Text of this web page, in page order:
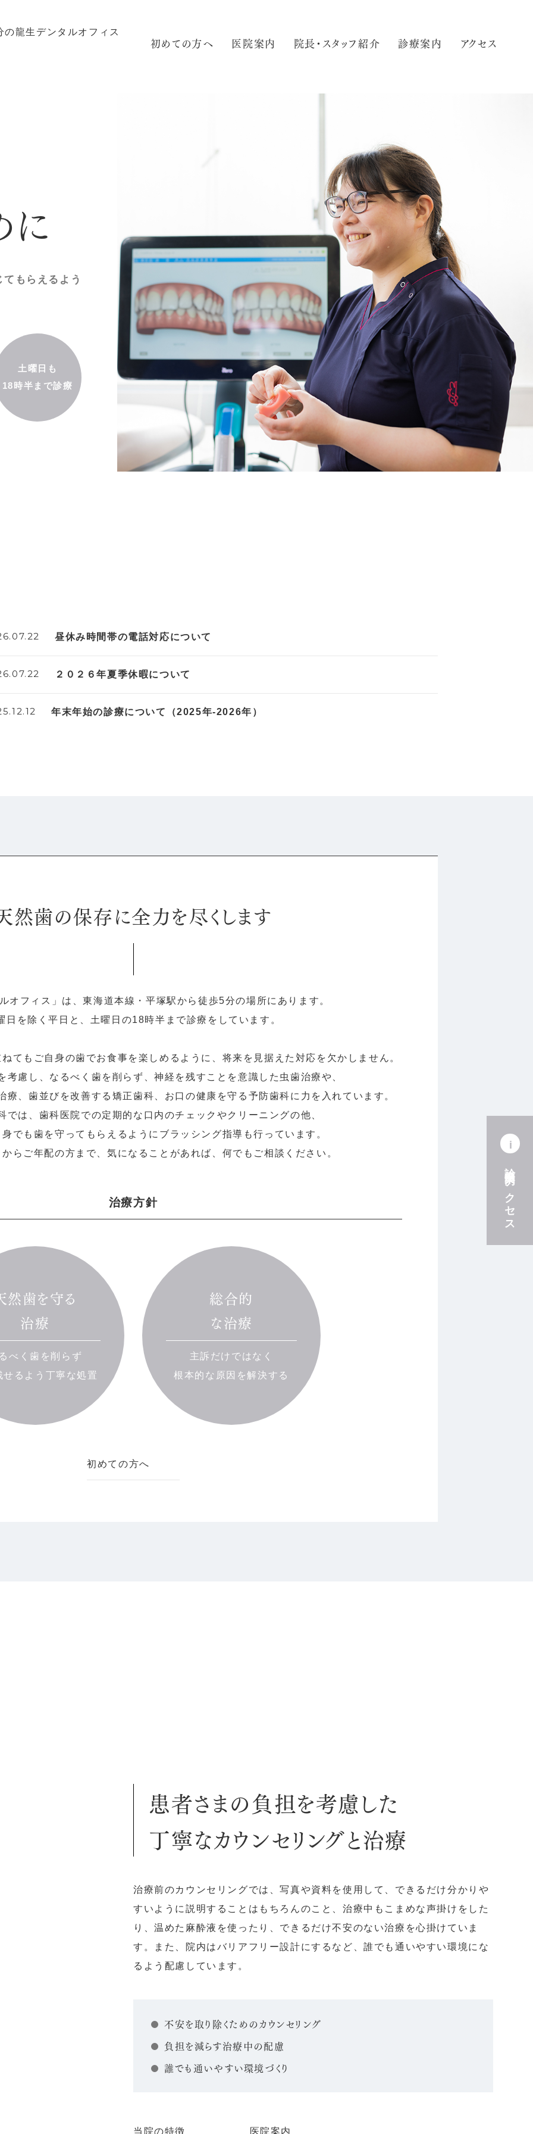
初めての方へ 医院案内 院長・スタッフ紹介 診療案内 アクセス
てもらえるよう
土曜日も
18時半まで診療
昼休み時間帯の電話対応について
２０２６年夏季休暇について
年末年始の診療について（2025年-2026年）
然歯の保存に全力を尽くします
オフィス」は、東海道本線・平塚駅から徒歩5分の場所にあります。
日を除く平日と、土曜日の18時半まで診療をしています。
てもご自身の歯でお食事を楽しめるように、将来を見据えた対応を欠かしません。
考慮し、なるべく歯を削らず、神経を残すことを意識した虫歯治療や、
療、歯並びを改善する矯正歯科、お口の健康を守る予防歯科に力を入れています。
では、歯科医院での定期的な口内のチェックやクリーニングの他、
でも歯を守ってもらえるようにブラッシング指導も行っています。
らご年配の方まで、気になることがあれば、何でもご相談ください。
治療方針
然歯を守る
治療
べく歯を削らず
せるよう丁寧な処置
総合的
な治療
主訴だけではなく
根本的な原因を解決する
初めての方へ
患者さまの負担を考慮した
丁寧なカウンセリングと治療
治療前のカウンセリングでは、写真や資料を使用して、できるだけ分かりや
すいように説明することはもちろんのこと、治療中もこまめな声掛けをした
り、温めた麻酔液を使ったり、できるだけ不安のない治療を心掛けていま
す。また、院内はバリアフリー設計にするなど、誰でも通いやすい環境にな
るよう配慮しています。
不安を取り除くためのカウンセリング
負担を減らす治療中の配慮
誰でも通いやすい環境づくり
当院の特徴 医院案内
i
・
アクセス